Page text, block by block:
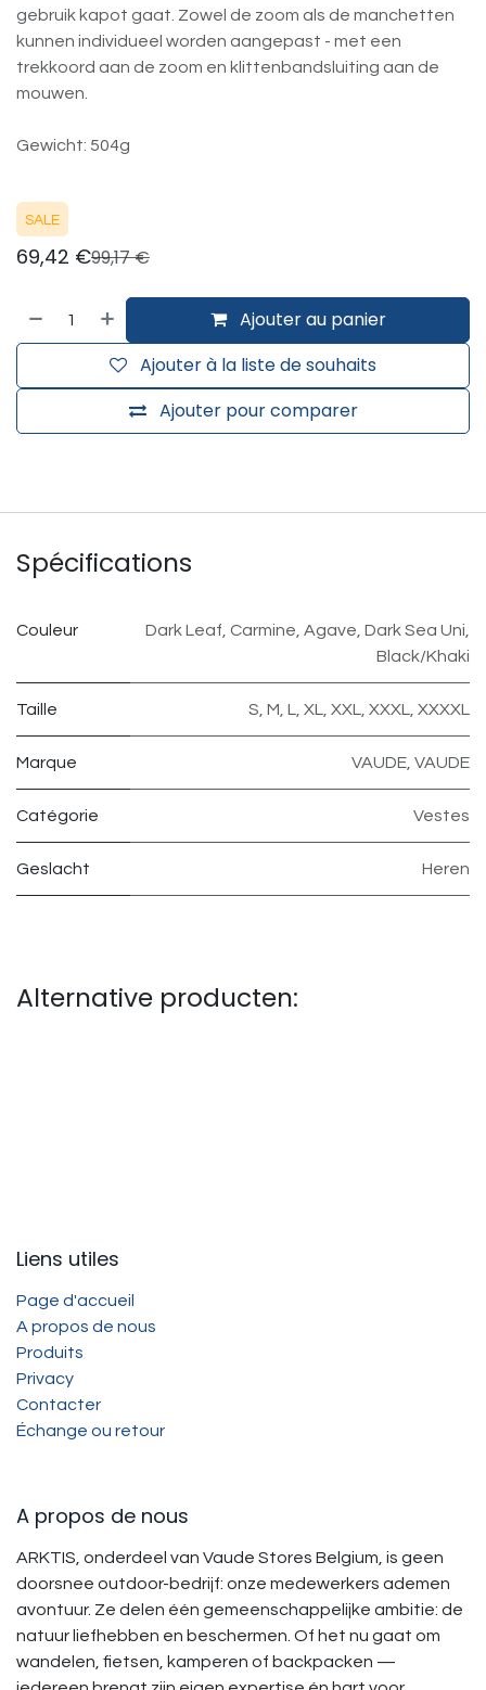
gebruik kapot gaat. Zowel de zoom als de manchetten
kunnen individueel worden aangepast - met een
trekkoord aan de zoom en klittenbandsluiting aan de
mouwen.
Gewicht: 504g
SALE
69,42 €99,17€
Ajouter au panier
Ajouter pour comparer
Ajouter à la liste de souhaits
Spécifications
Couleur Dark Leaf Carmine Agave Dark Sea Uni
Black/Khaki
Taille S M L XL XXL XXXL XXXXL
Marque VAUDE VAUDE
Catégorie Vestes
Geslacht Heren
Alternative producten:
Liens utiles
Page d'accueil
A propos de nous
Produits
Privacy
Contacter
Échange ou retour
A propos de nous
ARKTIS, onderdeel van Vaude Stores Belgium, is geen
doorsnee outdoor-bedrijf: onze medewerkers ademen
avontuur. Ze delen één gemeenschappelijke ambitie: de
natuur liefhebben en beschermen. Of het nu gaat om
wandelen, fietsen, kamperen of backpacken —